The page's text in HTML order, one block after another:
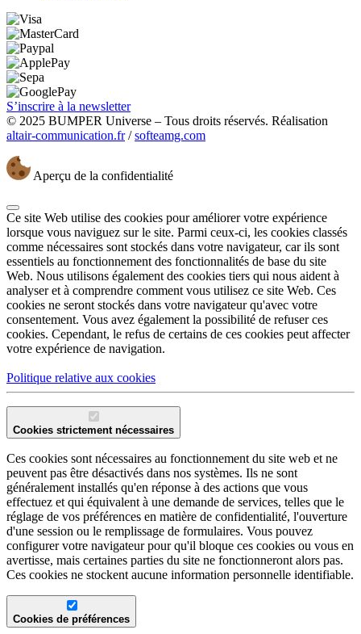
S’inscrire à la newsletter
© 2025 BUMPER Universe – Tous droits réservés. Réalisation
altair-communication.fr/softeamg.com
Aperçu de la confidentialité
Ce site Web utilise des cookies pour améliorer votre expérience
lorsque vous naviguez sur le site. Parmi ceux-ci, les cookies classés
comme nécessaires sont stockés dans votre navigateur, car ils sont
essentiels au fonctionnement des fonctionnalités de base du site
Web. Nous utilisons également des cookies tiers qui nous aident à
analyser et à comprendre comment vous utilisez ce site Web. Ces
cookies ne seront stockés dans votre navigateur qu'avec votre
consentement. Vous avez également la possibilité de refuser ces
cookies. Cependant, le refus de certains de ces cookies peut affecter
votre expérience de navigation.
Politique relative aux cookies
Cookies strictement nécessaires
Ces cookies sont nécessaires au fonctionnement du site web et ne
peuvent pas être désactivés dans nos systèmes. Ils ne sont
généralement installés qu'en réponse à des actions que vous
effectuez et qui équivalent à une demande de services, telles que le
réglage de vos préférences en matière de confidentialité, l'ouverture
d'une session ou le remplissage de formulaires. Vous pouvez
configurer votre navigateur pour qu'il bloque ces cookies ou vous en
avertisse, mais certaines parties du site ne fonctionneront alors pas.
Ces cookies ne stockent aucune information personnelle identifiable.
Cookies de préférences